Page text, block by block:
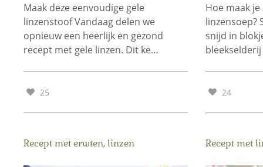
Maak deze eenvoudige gele
linzenstoof Vandaag delen we
opnieuw een heerlijk en gezond
recept met gele linzen. Dit ke…
25
Hoe maak
linzensoep?
snijd in
24
Recept met erwten, linzen Recept met